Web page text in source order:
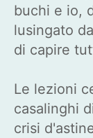
buchi e io,
lusingato
di capire
Le lezioni
casalinghi
crisi